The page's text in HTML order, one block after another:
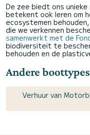
De zee biedt ons
betekent ook leren om
ecosystemen
die we verkennen
samenwerkt met de
biodiversiteit te
behouden en de
Andere boottypes
Verhuur van